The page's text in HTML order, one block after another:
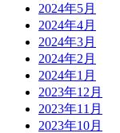
2024年5月
2024年4月
2024年3月
2024年2月
2024年1月
2023年12月
2023年11月
2023年10月